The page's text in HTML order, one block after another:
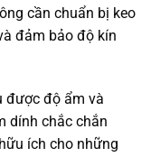
cần chuẩn bị keo
đảm bảo độ kín
được độ ẩm và
dính chắc chắn
ích cho những